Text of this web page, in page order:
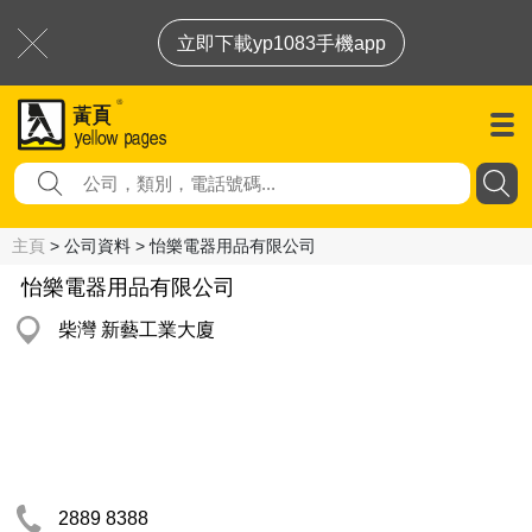
立即下載yp1083手機app
主頁 > 公司資料 > 怡樂電器用品有限公司
怡樂電器用品有限公司
柴灣 新藝工業大廈
2889 8388